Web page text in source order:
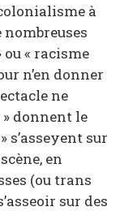
à
nombreuses
« racisme
n’en donner
ne
donnent le
s’asseyent sur
en
(ou trans
sur des